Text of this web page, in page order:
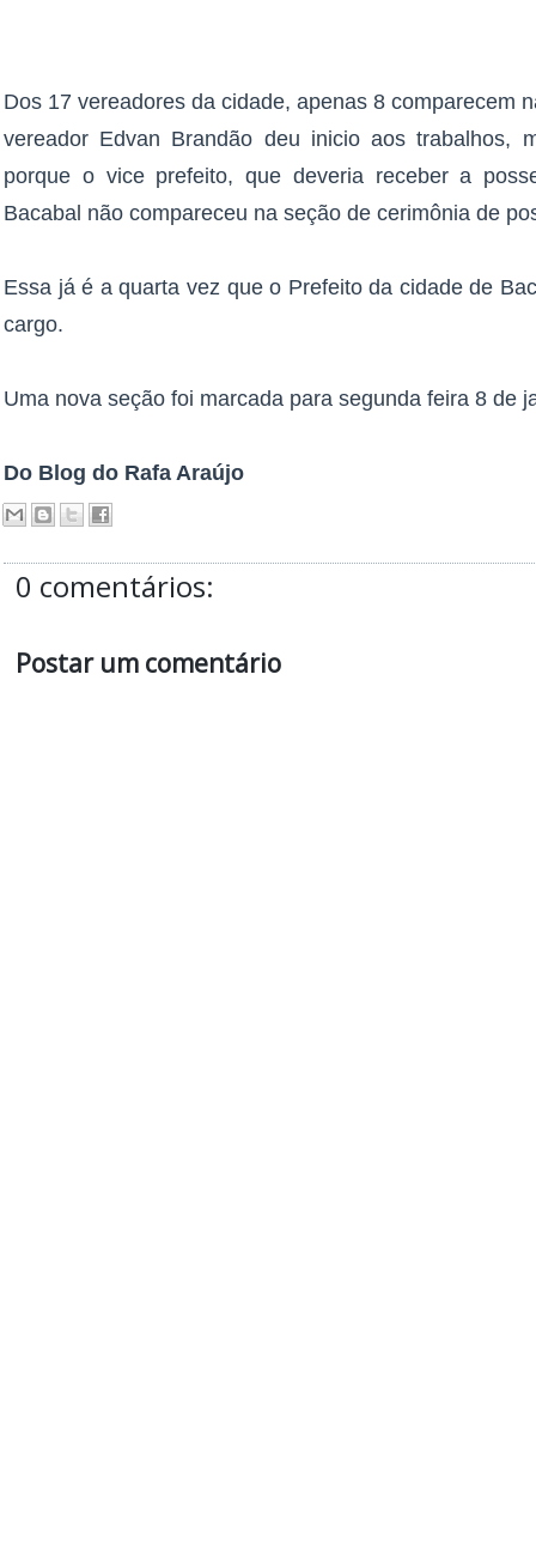
Dos 17 vereadores da cidade, apenas 8 comparecem
vereador Edvan Brandão deu inicio aos trabalhos,
porque o vice prefeito, que deveria receber a
Bacabal não compareceu na seção de cerimônia de
Essa já é a quarta vez que o Prefeito da cidade de
cargo.
Uma nova seção foi marcada para segunda feira 8 de
Do Blog do Rafa Araújo
0 comentários:
Postar um comentário